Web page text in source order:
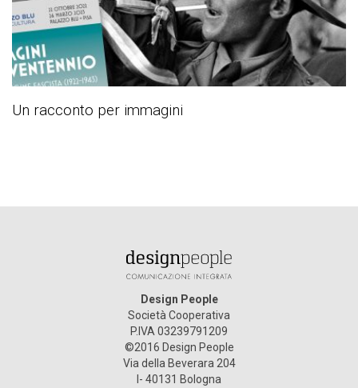
Un racconto per immagini
Design People
Società Cooperativa
P.IVA 03239791209
©2016 Design People
Via della Beverara 204
I- 40131 Bologna